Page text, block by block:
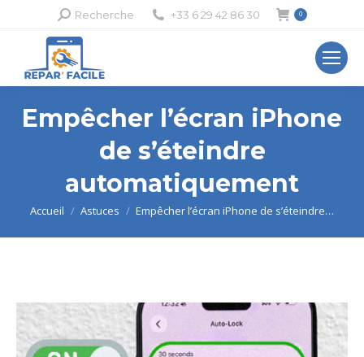
Recherche
Recherche +33 6 29 42 86 30 0
Empêcher l’écran iPhone
de s’éteindre
automatiquement
Vous êtes ici :
Accueil Astuces Empêcher l’écran iPhone de s’éteindre…